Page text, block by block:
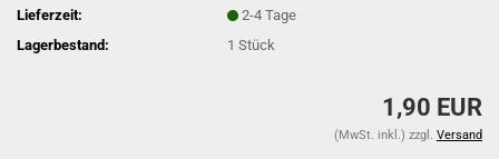
Lieferzeit:
2-4 Tage
Lagerbestand:
1Stück
1,90 EUR
(MwSt. inkl.) zzgl. Versand